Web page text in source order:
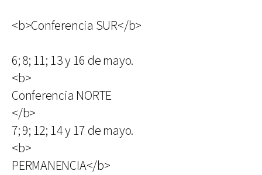
<b>Conferencia SUR</b>
6; 8; 11; 13 y 16 de mayo.
<b>
Conferencia NORTE
</b>
7; 9; 12; 14 y 17 de mayo.
<b>
PERMANENCIA</b>